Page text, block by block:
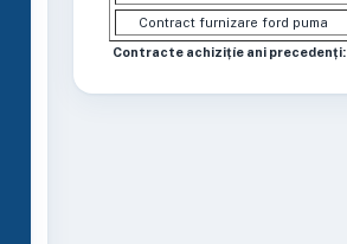
Contract furnizare ford puma
Contracte achizițíe ani precedenți: